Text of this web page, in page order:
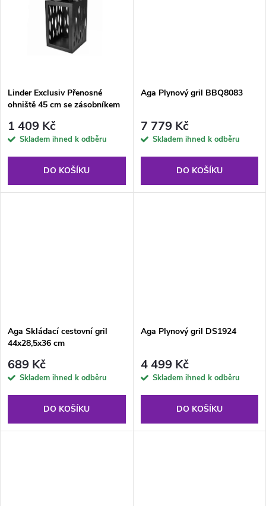
ů
Linder Exclusiv Přenosné
ohniště 45 cm se zásobníkem
1 409 Kč
Skladem ihned k odběru
DO KOŠÍKU
Aga Plynový gril BBQ8083
7 779 Kč
Skladem ihned k odběru
DO KOŠÍKU
Aga Skládací cestovní gril
44x28,5x36 cm
689 Kč
Skladem ihned k odběru
DO KOŠÍKU
Aga Plynový gril DS1924
4 499 Kč
Skladem ihned k odběru
DO KOŠÍKU